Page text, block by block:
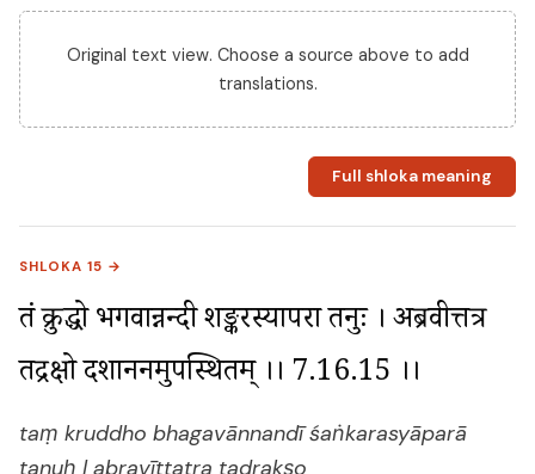
Original text view. Choose a source above to add
translations.
Full shloka meaning
SHLOKA 15 →
तं क्रुद्धो भगवान्नन्दी शङ्करस्यापरा तनुः । अब्रवीत्तत्र
तद्रक्षो दशाननमुपस्थितम् ।। 7.16.15 ।।
taṃ kruddho bhagavānnandī śaṅkarasyāparā
tanuḥ | abravīttatra tadrakṣo